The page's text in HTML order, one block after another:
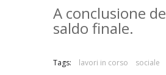
A conclusione
saldo finale.
Tags: lavori in corso sociale